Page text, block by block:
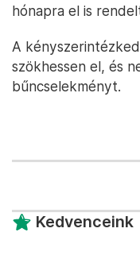
hónapra el is
A
szökhessen el, és
bűncselekményt.
Kedvenceink